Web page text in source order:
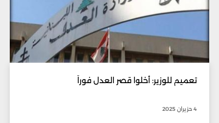
تعميم للوزير: أخلوا قصر العدل فوراً
4 حزيران 2025